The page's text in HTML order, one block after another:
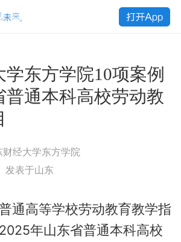
学东方学院10项案例
普通本科高校劳动教
经大学东方学院
发表于山东
通高等学校劳动教育教学指
年山东省普通本科高校